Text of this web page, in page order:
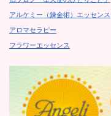
アルケミー（錬金術）エッセンス
アロマセラピー
フラワーエッセンス